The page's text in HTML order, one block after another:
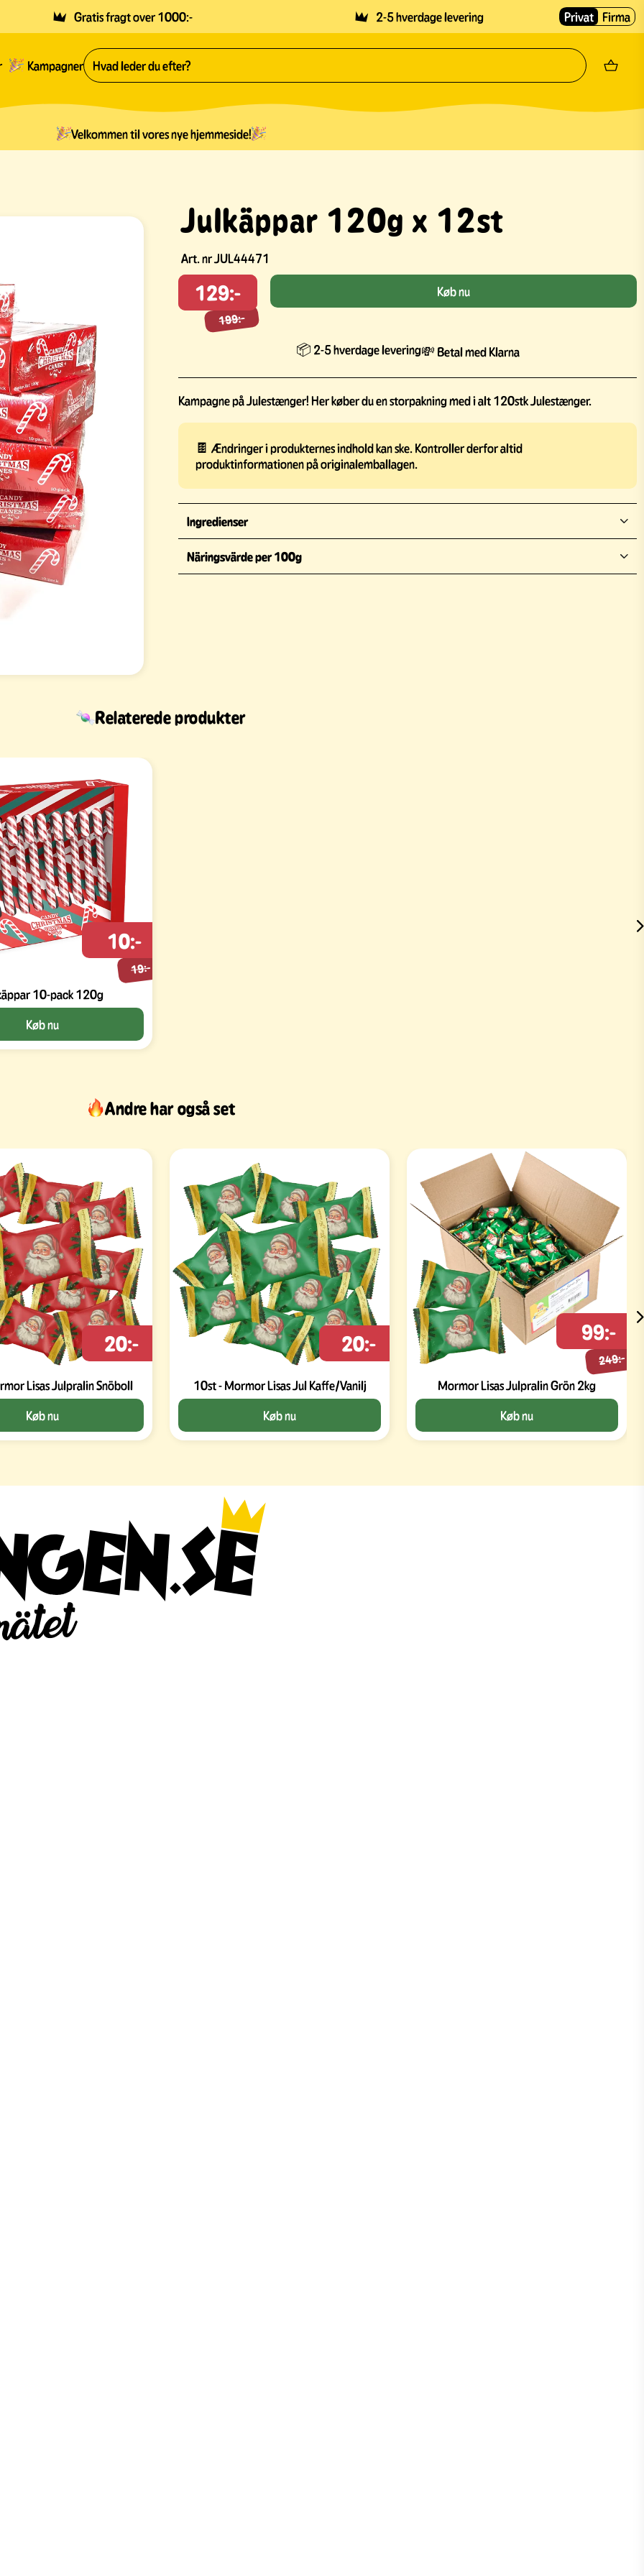
Gratis fragt over 1000:- 2-5 hverdage levering Privat Firma
Kampagner
Velkommen til vores nye hjemmeside!
Julkäppar 120g x 12st
Art. nrJUL44471
129:-
199:-
199:- Køb nu
📦 2-5 hverdage levering💸 Betal med Klarna
Kampagne på Julestænger! Her køber du en storpakning med i alt 120stk Julestænger.
🍫 Ændringer i produkternes indhold kan ske. Kontroller derfor altid
produktinformationen på originalemballagen.
Ingredienser
Näringsvärde per 100g
Relaterede produkter
10-pack 120g
19:-
10:-
Køb nu
Andre har også set
Lisas Julpralin Snöboll
20:-
Køb nu
10st - Mormor Lisas Jul Kaffe/Vanilj
20:-
Køb nu
Mormor Lisas Julpralin Grön 2kg
249:-
99:-
Køb nu